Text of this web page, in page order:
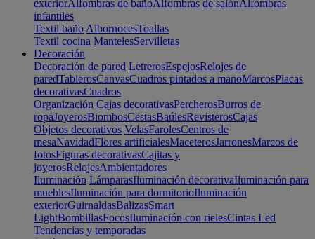
exteriorAlfombras de bañoAlfombras de salónAlfombras
infantiles
Textil baño AlbornocesToallas
Textil cocina MantelesServilletas
Decoración
Decoración de pared LetrerosEspejosRelojes de
paredTablerosCanvasCuadros pintados a manoMarcosPlacas
decorativasCuadros
Organización Cajas decorativasPercherosBurros de
ropaJoyerosBiombosCestasBaúlesRevisterosCajas
Objetos decorativos VelasFarolesCentros de
mesaNavidadFlores artificialesMaceterosJarronesMarcos de
fotosFiguras decorativasCajitas y
joyerosRelojesAmbientadores
Iluminación LámparasIluminación decorativaIluminación para
mueblesIluminación para dormitorioIluminación
exteriorGuirnaldasBalizasSmart
LightBombillasFocosIluminación con rielesCintas Led
Tendencias y temporadas